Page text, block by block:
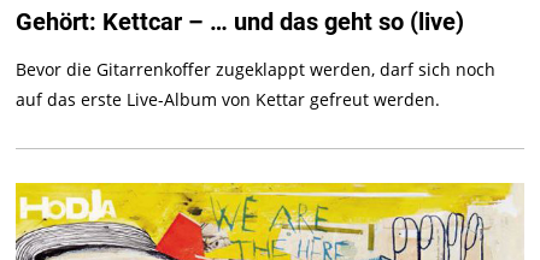
Gehört: Kettcar – … und das geht so (live)
Bevor die Gitarrenkoffer zugeklappt werden, darf sich noch
auf das erste Live-Album von Kettar gefreut werden.